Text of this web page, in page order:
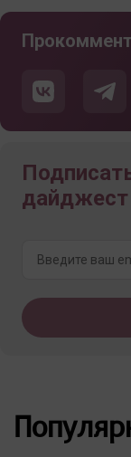
дайджест